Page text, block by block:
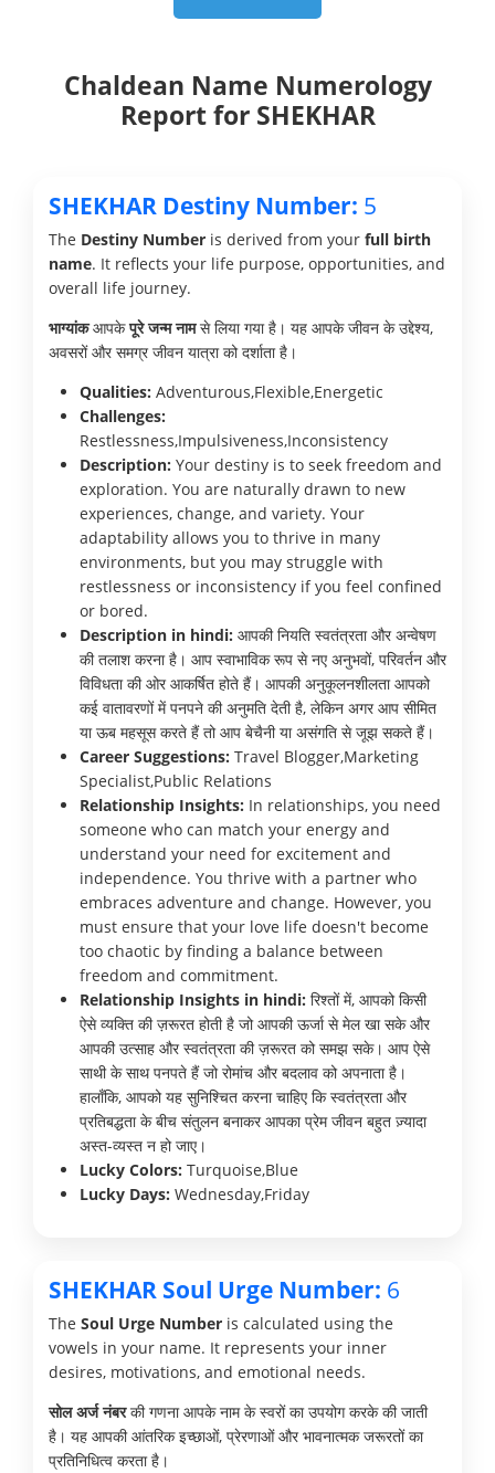
Chaldean Name Numerology
Report for SHEKHAR
SHEKHAR Destiny Number: 5
The Destiny Number is derived from your full birth
name. It reflects your life purpose, opportunities, and
overall life journey.
भाग्यांकआपकेपूरे जन्म नामसे लिया गया है। यह आपके जीवन के उद्देश्य,
अवसरों और समग्र जीवन यात्रा को दर्शाता है।
Qualities: Adventurous,Flexible,Energetic
Challenges:
Restlessness,Impulsiveness,Inconsistency
Description: Your destiny is to seek freedom and
exploration. You are naturally drawn to new
experiences, change, and variety. Your
adaptability allows you to thrive in many
environments, but you may struggle with
restlessness or inconsistency if you feel confined
or bored.
Description in hindi: आपकी नियति स्वतंत्रता और अन्वेषण
की तलाश करना है। आप स्वाभाविक रूप से नए अनुभवों, परिवर्तन और
विविधता की ओर आकर्षित होते हैं। आपकी अनुकूलनशीलता आपको
कई वातावरणों में पनपने की अनुमति देती है, लेकिन अगर आप सीमित
या ऊब महसूस करते हैं तो आप बेचैनी या असंगति से जूझ सकते हैं।
Career Suggestions: Travel Blogger,Marketing
Specialist,Public Relations
Relationship Insights: In relationships, you need
someone who can match your energy and
understand your need for excitement and
independence. You thrive with a partner who
embraces adventure and change. However, you
must ensure that your love life doesn't become
too chaotic by finding a balance between
freedom and commitment.
Relationship Insights in hindi: रिश्तों में, आपको किसी
ऐसे व्यक्ति की ज़रूरत होती है जो आपकी ऊर्जा से मेल खा सके और
आपकी उत्साह और स्वतंत्रता की ज़रूरत को समझ सके। आप ऐसे
साथी के साथ पनपते हैं जो रोमांच और बदलाव को अपनाता है।
हालाँकि, आपको यह सुनिश्चित करना चाहिए कि स्वतंत्रता और
प्रतिबद्धता के बीच संतुलन बनाकर आपका प्रेम जीवन बहुत ज़्यादा
अस्त-व्यस्त न हो जाए।
Lucky Colors: Turquoise,Blue
Lucky Days: Wednesday,Friday
SHEKHAR Soul Urge Number: 6
The Soul Urge Number is calculated using the
vowels in your name. It represents your inner
desires, motivations, and emotional needs.
सोल अर्ज नंबरकी गणना आपके नाम के स्वरों का उपयोग करके की जाती
है। यह आपकी आंतरिक इच्छाओं, प्रेरणाओं और भावनात्मक जरूरतों का
प्रतिनिधित्व करता है।